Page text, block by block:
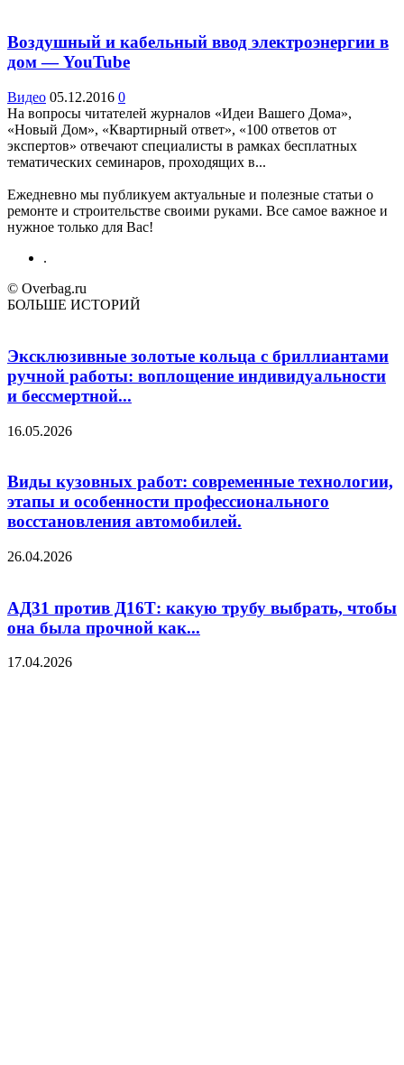
Воздушный и кабельный ввод электроэнергии в
дом — YouTube
Видео 05.12.2016 0
На вопросы читателей журналов «Идеи Вашего Дома»,
«Новый Дом», «Квартирный ответ», «100 ответов от
экспертов» отвечают специалисты в рамках бесплатных
тематических семинаров, проходящих в...
Ежедневно мы публикуем актуальные и полезные статьи о
ремонте и строительстве своими руками. Все самое важное и
нужное только для Вас!
.
© Overbag.ru
БОЛЬШЕ ИСТОРИЙ
Эксклюзивные золотые кольца с бриллиантами
ручной работы: воплощение индивидуальности
и бессмертной...
16.05.2026
Виды кузовных работ: современные технологии,
этапы и особенности профессионального
восстановления автомобилей.
26.04.2026
АД31 против Д16Т: какую трубу выбрать, чтобы
она была прочной как...
17.04.2026